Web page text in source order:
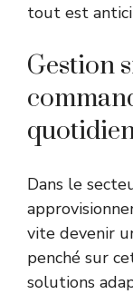
tout est
Gestion
Dans le
vite devenir
penché sur
solutions